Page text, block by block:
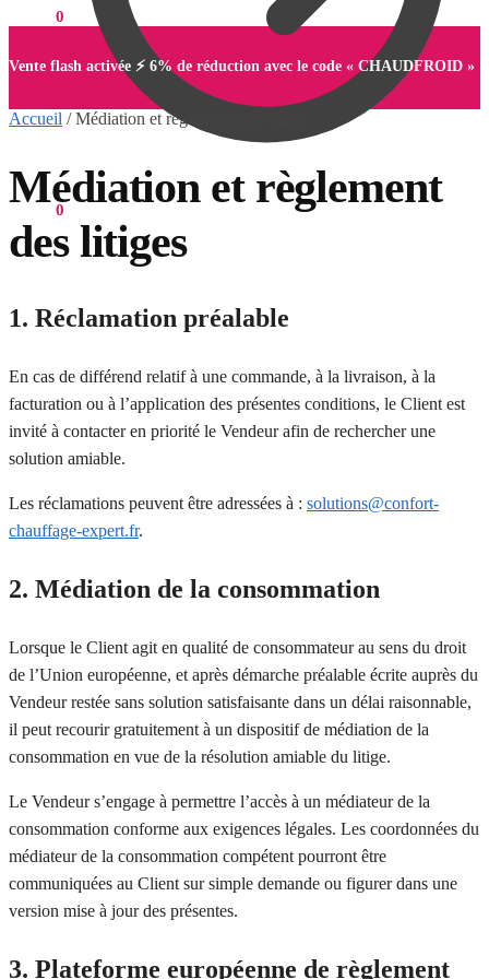
0
0
Vente flash activée ⚡ 6% de réduction avec le code « CHAUDFROID »
Accueil /Médiation et règlement des litiges
Médiation et règlement
des litiges
1. Réclamation préalable
En cas de différend relatif à une commande, à la livraison, à la
facturation ou à l’application des présentes conditions, le Client est
invité à contacter en priorité le Vendeur afin de rechercher une
solution amiable.
Les réclamations peuvent être adressées à : solutions@confort-
chauffage-expert.fr.
2. Médiation de la consommation
Lorsque le Client agit en qualité de consommateur au sens du droit
de l’Union européenne, et après démarche préalable écrite auprès du
Vendeur restée sans solution satisfaisante dans un délai raisonnable,
il peut recourir gratuitement à un dispositif de médiation de la
consommation en vue de la résolution amiable du litige.
Le Vendeur s’engage à permettre l’accès à un médiateur de la
consommation conforme aux exigences légales. Les coordonnées du
médiateur de la consommation compétent pourront être
communiquées au Client sur simple demande ou figurer dans une
version mise à jour des présentes.
3. Plateforme européenne de règlement